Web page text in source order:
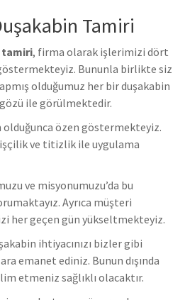
Tamiri
tamiri, firma olarak işlerimizi dört
Bununla birlikte siz
olduğumuz her bir duşakabin
ile görülmektedir.
özen göstermekteyiz.
ve titizlik ile uygulama
ve misyonumuzu’da bu
Ayrıca müşteri
her geçen gün yükseltmekteyiz.
ihtiyacınızı bizler gibi
emanet ediniz. Bunun dışında
etmeniz sağlıklı olacaktır.